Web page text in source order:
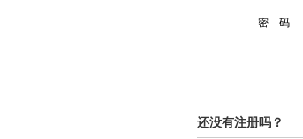
密 码
还没有注册吗？